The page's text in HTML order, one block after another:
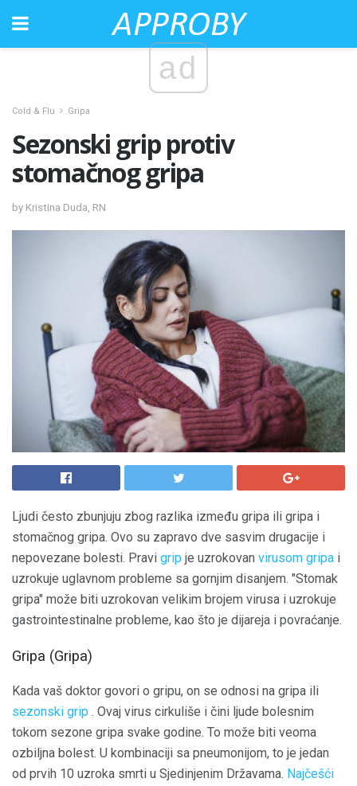
ad
Cold & Flu Gripa
Sezonski grip protiv
stomačnog gripa
by Kristina Duda, RN
Ljudi često zbunjuju zbog razlika između gripa ili gripa i
stomačnog gripa. Ovo su zapravo dve sasvim drugacije i
nepovezane bolesti. Pravi grip je uzrokovan virusom gripa i
uzrokuje uglavnom probleme sa gornjim disanjem. "Stomak
gripa" može biti uzrokovan velikim brojem virusa i uzrokuje
gastrointestinalne probleme, kao što je dijareja i povraćanje.
Gripa (Gripa)
Kada vaš doktor govori o gripu, on se odnosi na gripa ili
sezonski grip . Ovaj virus cirkuliše i čini ljude bolesnim
tokom sezone gripa svake godine. To može biti veoma
ozbiljna bolest. U kombinaciji sa pneumonijom, to je jedan
od prvih 10 uzroka smrti u Sjedinjenim Državama. Najčešći